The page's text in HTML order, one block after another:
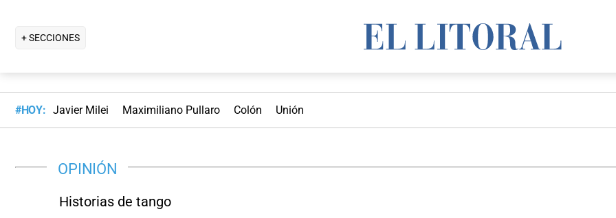
+ SECCIONES
#HOY: Javier Milei Maximiliano Pullaro Colón Unión
OPINIÓN
Historias de tango